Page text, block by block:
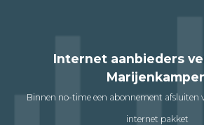
Internet aanbieders
Binnen no-time een abonnement afsluiten
internet pakket